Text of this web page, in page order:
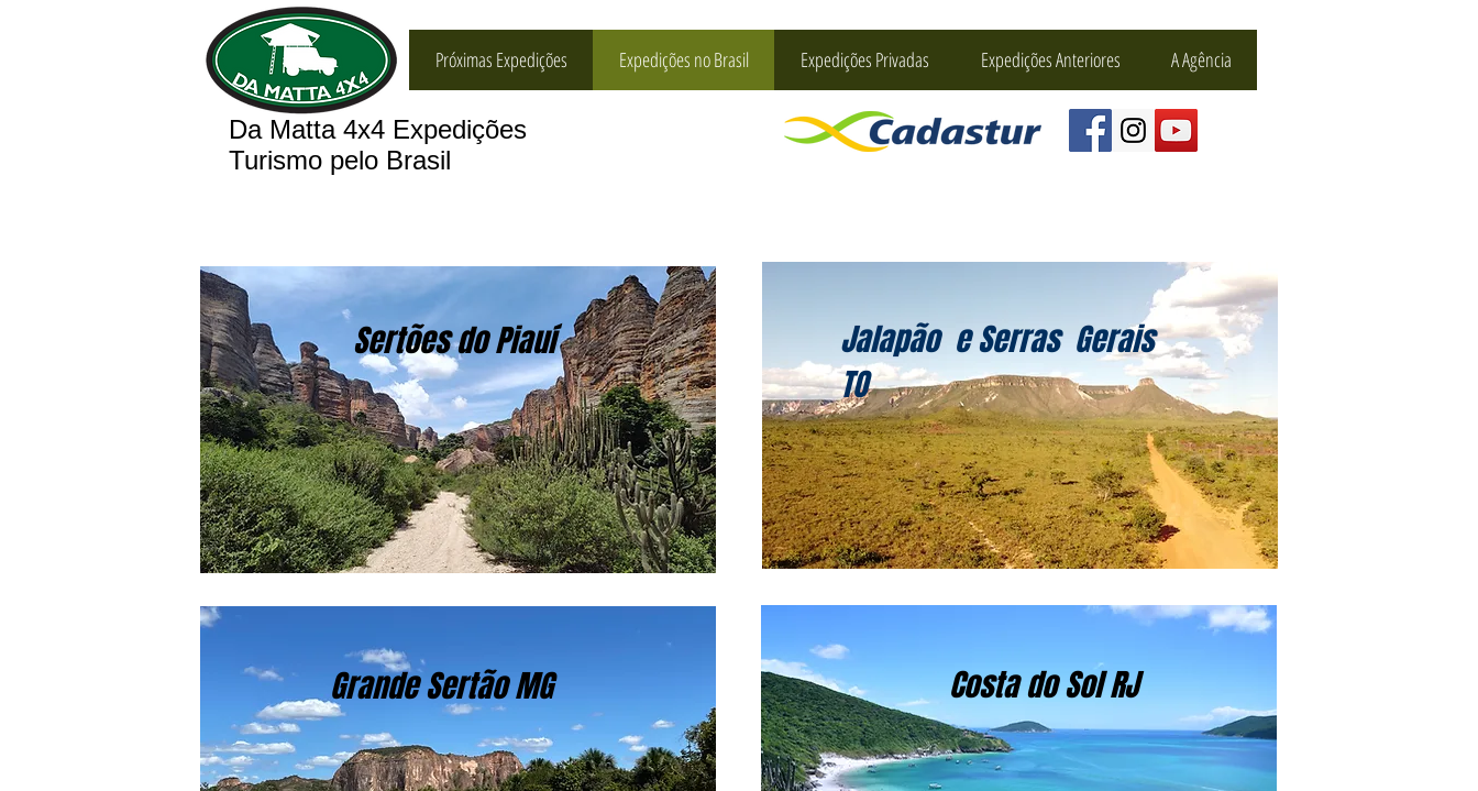
Próximas Expedições Expedições no Brasil Expedições Privadas Expedições Anteriores A Agência
Da Matta 4x4 Expedições
Turismo pelo Brasil
Sertões do Piauí
Jalapão e Serras Gerais
TO
Grande Sertão MG Costa do Sol RJ